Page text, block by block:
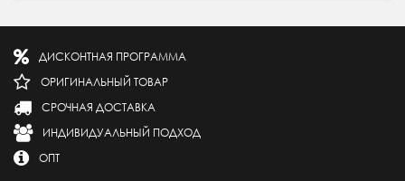
ДИСКОНТНАЯ ПРОГРАММА
ОРИГИНАЛЬНЫЙ ТОВАР
СРОЧНАЯ ДОСТАВКА
ИНДИВИДУАЛЬНЫЙ ПОДХОД
ОПТ